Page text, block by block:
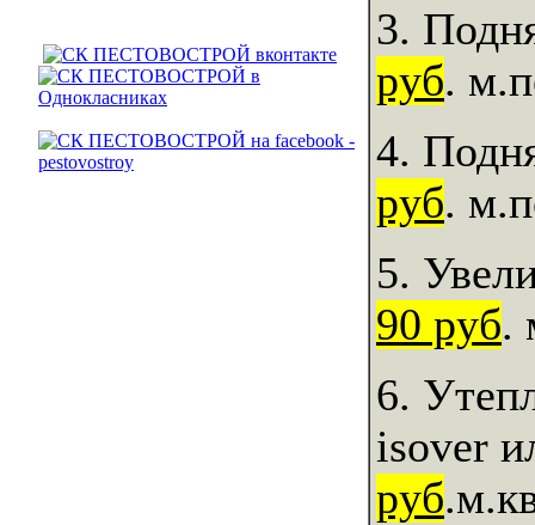
3.
руб.
4.
руб.
5.
90 руб.
6.
isover
руб